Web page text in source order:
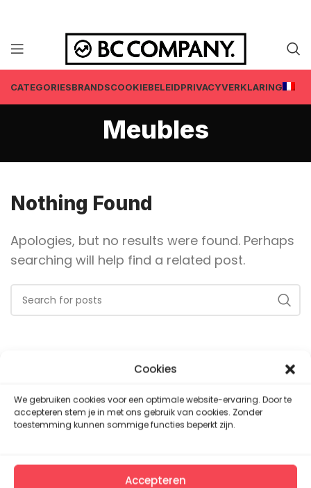
Cookies
We gebruiken cookies voor een optimale website-ervaring. Door te
accepteren stem je in met ons gebruik van cookies. Zonder
toestemming kunnen sommige functies beperkt zijn.
Accepteren
CATEGORIESBRANDSCOOKIEBELEIDPRIVACYVERKLARING
Meubles
Nothing Found
Apologies, but no results were found. Perhaps
searching will help find a related post.